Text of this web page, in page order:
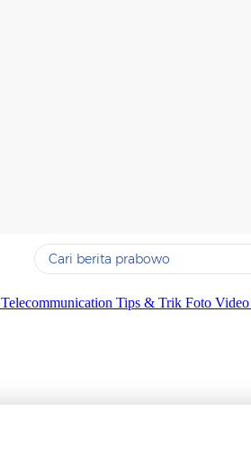
Yang sedang ramai dicari
Telecommunication Tips & Trik Foto Video